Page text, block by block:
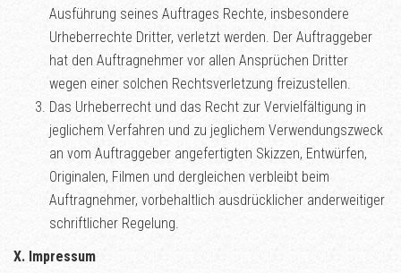
Ausführung seines Auftrages Rechte, insbesondere
Urheberrechte Dritter, verletzt werden. Der Auftraggeber
hat den Auftragnehmer vor allen Ansprüchen Dritter
wegen einer solchen Rechtsverletzung freizustellen.
Das Urheberrecht und das Recht zur Vervielfältigung in
jeglichem Verfahren und zu jeglichem Verwendungszweck
an vom Auftraggeber angefertigten Skizzen, Entwürfen,
Originalen, Filmen und dergleichen verbleibt beim
Auftragnehmer, vorbehaltlich ausdrücklicher anderweitiger
schriftlicher Regelung.
X. Impressum